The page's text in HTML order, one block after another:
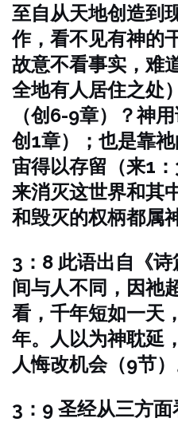
至自从天地创造到
作，看不见有神的
故意不看事实，难
全地有人居住之处
（创6-9章）？神
创1章）；也是靠
宙得以存留（来1：
来消灭这世界和其
和毁灭的权柄都属神
3：8 此语出自《
间与人不同，因祂
看，千年短如一天
年。人以为神耽延
人悔改机会（9节）
3：9 圣经从三方